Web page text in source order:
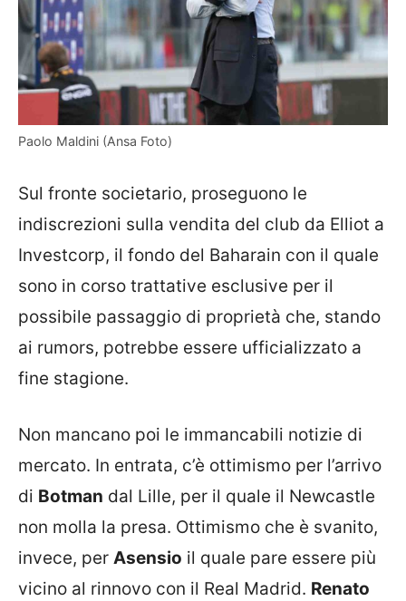
Paolo Maldini (Ansa Foto)
Sul fronte societario, proseguono le
indiscrezioni sulla vendita del club da Elliot a
Investcorp, il fondo del Baharain con il quale
sono in corso trattative esclusive per il
possibile passaggio di proprietà che, stando
ai rumors, potrebbe essere ufficializzato a
fine stagione.
Non mancano poi le immancabili notizie di
mercato. In entrata, c’è ottimismo per l’arrivo
di Botman dal Lille, per il quale il Newcastle
non molla la presa. Ottimismo che è svanito,
invece, per Asensio il quale pare essere più
vicino al rinnovo con il Real Madrid. Renato